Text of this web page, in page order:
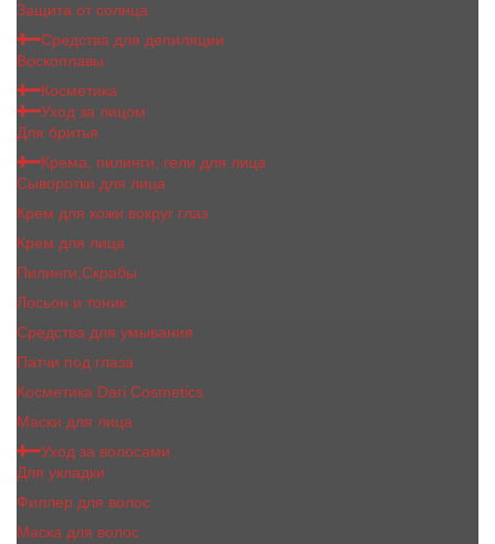
Защита от солнца
Средства для депиляции
Воскоплавы
Косметика
Уход за лицом
Для бритья
Крема, пилинги, гели для лица
Сыворотки для лица
Крем для кожи вокруг глаз
Крем для лица
Пилинги,Скрабы
Лосьон и тоник
Средства для умывания
Патчи под глаза
Косметика Dari Cosmetics
Маски для лица
Уход за волосами
Для укладки
Филлер для волос
Маска для волос